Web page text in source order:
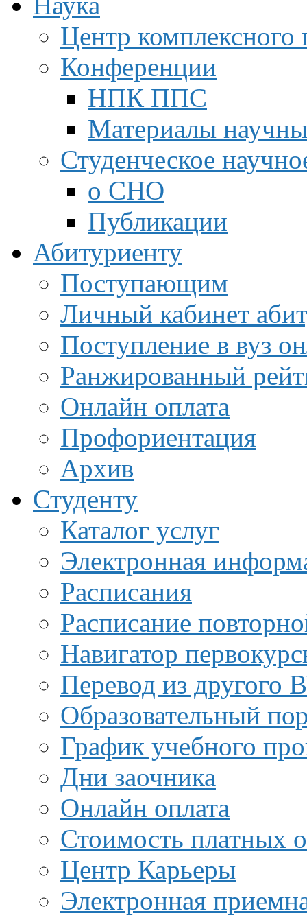
Центр
Конференции
НПК ППС
Материалы
Студенческое
о СНО
Публикации
Абитуриенту
Поступающим
Личный кабинет
Поступление в вуз
Ранжированный
Онлайн оплата
Профориентация
Архив
Студенту
Каталог услуг
Электронная
Расписания
Расписание
Навигатор
Перевод из другого
Образовательный
График учебного
Дни заочника
Онлайн оплата
Стоимость платных
Центр Карьеры
Электронная